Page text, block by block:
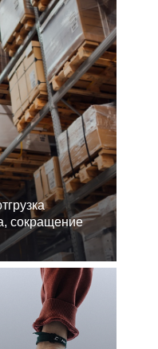
сокращение